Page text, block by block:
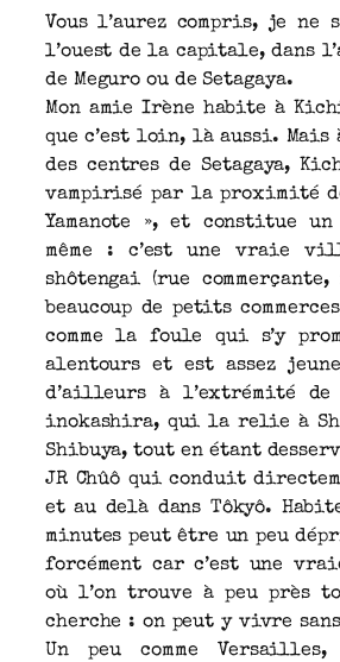
Vous l’aurez compris, je ne
l’ouest de la capitale, dans
de Meguro ou de Setagaya.
Mon amie Irène habite à
que c’est loin, là aussi.
des centres de Setagaya,
vampirisé par la proximité
Yamanote », et constitue
même : c’est une vraie
shôtengai (rue
beaucoup de petits
comme la foule qui s’y
alentours et est assez
d’ailleurs à l’extrémité
inokashira, qui la relie à
Shibuya, tout en étant
JR Chûô qui conduit
et au delà dans Tôkyô.
minutes peut être un peu
forcément car c’est une
où l’on trouve à peu près
cherche : on peut y vivre
Un peu comme